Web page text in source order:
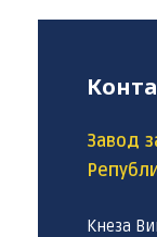
Завод
Кнеза